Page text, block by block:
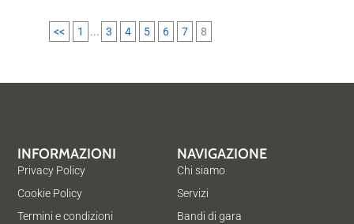
<< 1 ... 3 4 5 6 7 8
NAVIGAZIONE
Chi siamo
Servizi
Bandi di gara
INFORMAZIONI
Privacy Policy
Cookie Policy
Termini e condizioni